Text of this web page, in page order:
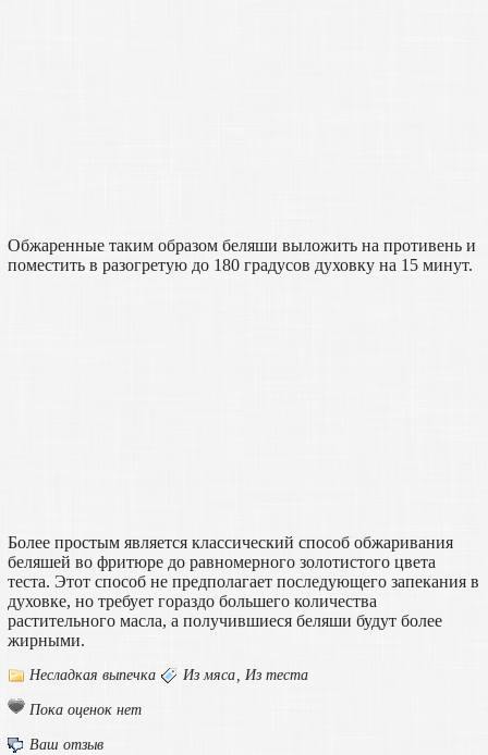
Обжаренные таким образом беляши выложить на противень и
поместить в разогретую до 180 градусов духовку на 15 минут.
Более простым является классический способ обжаривания
беляшей во фритюре до равномерного золотистого цвета
теста. Этот способ не предполагает последующего запекания в
духовке, но требует гораздо большего количества
растительного масла, а получившиеся беляши будут более
жирными.
Несладкая выпечка Из мяса, Из теста
Пока оценок нет
Ваш отзыв